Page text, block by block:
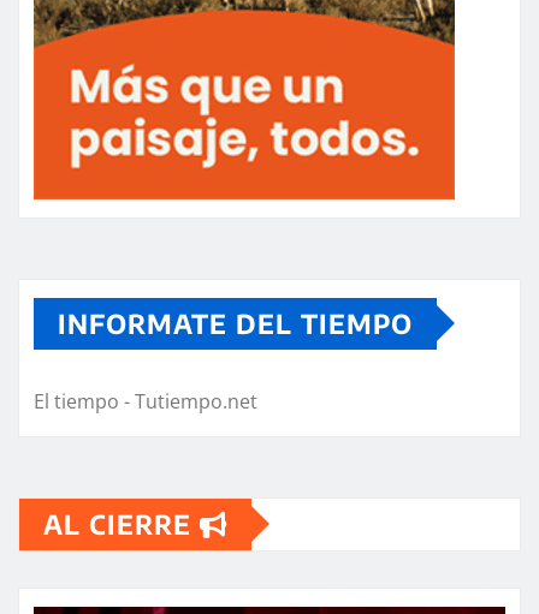
INFORMATE DEL TIEMPO
El tiempo - Tutiempo.net
AL CIERRE